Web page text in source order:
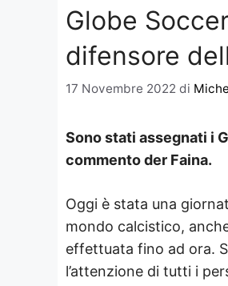
Globe
difensore
17 Novembre 2022 di
Sono stati assegnati i
commento der Faina.
Oggi è stata una
mondo calcistico,
effettuata fino ad ora.
l’attenzione di tutti i